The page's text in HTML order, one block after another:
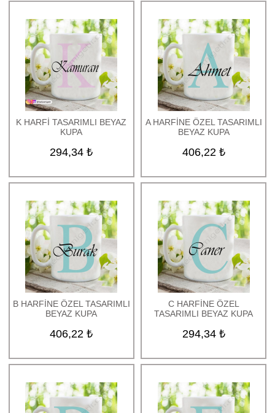
K HARFİ TASARIMLI BEYAZ
KUPA
294,34 ₺
A HARFİNE ÖZEL TASARIMLI
BEYAZ KUPA
406,22 ₺
B HARFİNE ÖZEL TASARIMLI
BEYAZ KUPA
406,22 ₺
C HARFİNE ÖZEL
TASARIMLI BEYAZ KUPA
294,34 ₺